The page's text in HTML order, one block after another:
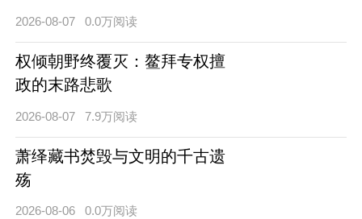
2026-08-07 0.0万阅读
权倾朝野终覆灭：鳌拜专权擅
政的末路悲歌
2026-08-07 7.9万阅读
萧绎藏书焚毁与文明的千古遗
殇
2026-08-06 0.0万阅读